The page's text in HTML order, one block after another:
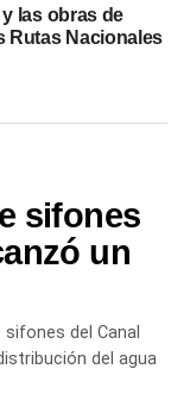
las obras de
Rutas Nacionales
sifones
un
del Canal
del agua